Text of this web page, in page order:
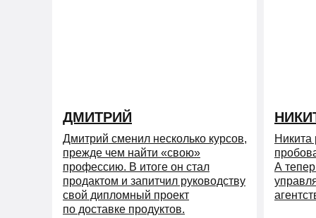
Дмитрий сменил несколько курсов,
прежде чем найти «свою»
профессию. В итоге он стал
продактом и запитчил руководству
свой дипломный проект
по доставке продуктов.
ДМИТРИЙ
Никита
А